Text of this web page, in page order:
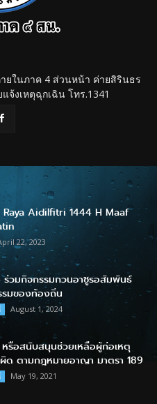
ยในภาค 4 ส่วนหน้า ค่ายสิรินธร
จ้งเหตุฉุกเฉิน โทร.1341
Raya Aidilfitri 1444 H Maaf
22, 2023
ร่วมกิจกรรมกวนอาซูรอสัมพันธ์
มของท้องถิ่น
August 1, 2024
รือสนับสนุนช่วยเหลือผู้ก่อเหตุ
ด ตามกฎหมายอาญา มาตรา 189
May 19, 2021